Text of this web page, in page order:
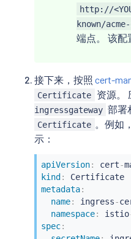
http://
known/
端点。 该配
接下来，按照 cert-
Certificate 资源。
ingressgateway 部署
Certificate 。例如，
示：
apiVersion: cert-
kind :
Certificate
metadata:
name: ingress-
namespace: istio
spec: